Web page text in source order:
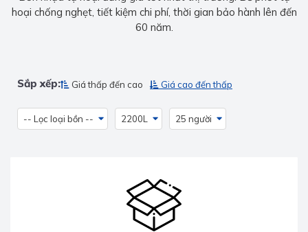
hoại chống nghẹt, tiết kiệm chi phí, thời gian bảo hành lên đến
60 năm.
Sắp xếp: Giá thấp đến cao Giá cao đến thấp
-- Lọc loại bồn -- 2200L 25 người